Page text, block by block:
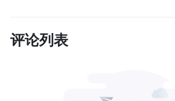
评论列表